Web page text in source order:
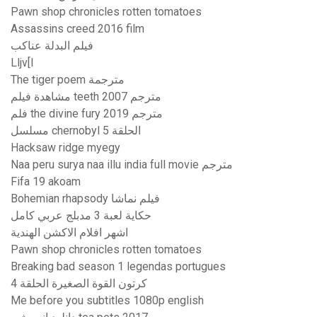
Pawn shop chronicles rotten tomatoes
Assassins creed 2016 film
فيلم البدلة عناكب
Lljv[l
The tiger poem مترجمة
مشاهدة فيلم teeth 2007 مترجم
فلم the divine fury 2019 مترجم
مسلسل chernobyl الحلقة 5
Hacksaw ridge myegy
Naa peru surya naa illu india full movie مترجم
Fifa 19 akoam
Bohemian rhapsody فيلم نماشا
حكاية لعبة 3 مدبلج عربي كامل
اشهر افلام الاكشن الهندية
Pawn shop chronicles rotten tomatoes
Breaking bad season 1 legendas portugues
كرتون القوة الصغيرة الحلقة 4
Me before you subtitles 1080p english